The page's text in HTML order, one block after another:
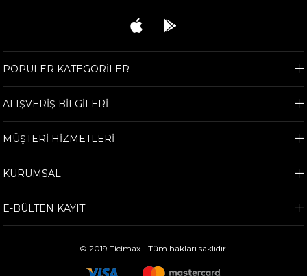
POPÜLER KATEGORİLER
ALIŞVERİŞ BİLGİLERİ
MÜŞTERİ HİZMETLERİ
KURUMSAL
E-BÜLTEN KAYIT
© 2019 Ticimax - Tüm hakları saklıdır.